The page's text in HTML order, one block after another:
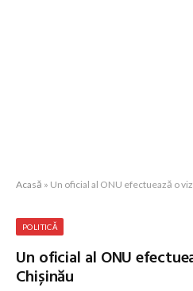
Acasă » Un oficial al ONU efectuează o
POLITICĂ
Un oficial al ONU
Chișinău